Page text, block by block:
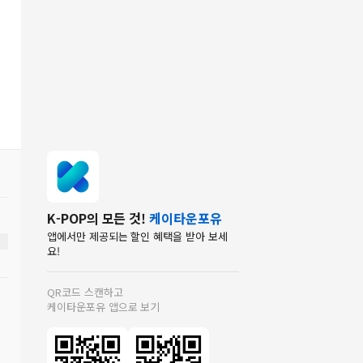
K-POP의 모든 것! 케이타운포유
앱에서만 제공되는 할인 혜택을 받아 보세
요!
QR코드 스캔하고
케이타운포유 앱으로 보기